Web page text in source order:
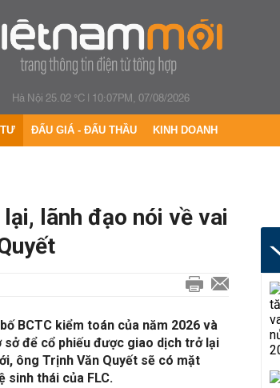
Hà Nội 25.02 °C| 10:07PM, 07/08/2026
ĐẤU GIÁ - ĐẤU THẦU KINH DOANH
lãnh đạo nói về vai
BCTC kiểm toán của năm 2026 và
để cổ phiếu được giao dịch trở lại
ông Trịnh Văn Quyết sẽ có mặt
sinh thái của FLC.